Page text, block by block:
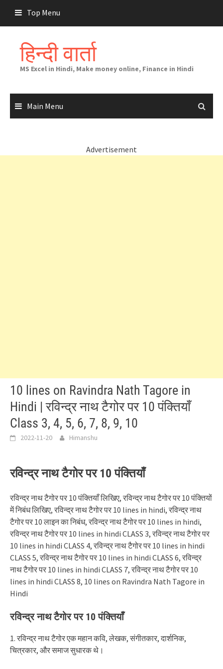
content
Top Menu
हिन्दी वार्ता
MS Excel in Hindi, Make money online, Finance in Hindi
Main Menu
Advertisement
10 lines on Ravindra Nath Tagore in
Hindi | रविन्द्र नाथ टैगोर पर 10 पंक्तियाँ
Class 3, 4, 5, 6, 7, 8, 9, 10
2022-11-20 Himanshu
रविन्द्र नाथ टैगोर पर 10 पंक्तियाँ
रविन्द्र नाथ टैगोर पर 10 पंक्तियाँ लिखिए, रविन्द्र नाथ टैगोर पर 10 पंक्तियों
में निबंध लिखिए, रविन्द्र नाथ टैगोर पर 10 lines in hindi, रविन्द्र नाथ
टैगोर पर 10 लाइन का निबंध, रविन्द्र नाथ टैगोर पर 10 lines in hindi,
रविन्द्र नाथ टैगोर पर 10 lines in hindi CLASS 3, रविन्द्र नाथ टैगोर पर
10 lines in hindi CLASS 4, रविन्द्र नाथ टैगोर पर 10 lines in hindi
CLASS 5, रविन्द्र नाथ टैगोर पर 10 lines in hindi CLASS 6, रविन्द्र
नाथ टैगोर पर 10 lines in hindi CLASS 7, रविन्द्र नाथ टैगोर पर 10
lines in hindi CLASS 8, 10 lines on Ravindra Nath Tagore in
Hindi
रविन्द्र नाथ टैगोर पर 10 पंक्तियाँ
1. रविन्द्र नाथ टैगोर एक महान कवि, लेखक, संगीतकार, दार्शनिक,
चित्रकार, और समाज सुधारक थे।